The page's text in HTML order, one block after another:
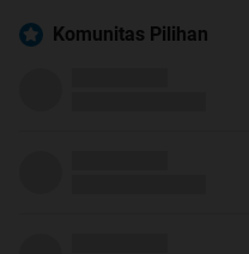
Komunitas Pilihan